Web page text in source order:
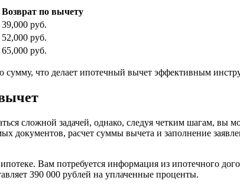
Возврат по вычету
39,000 руб.
52,000 руб.
65,000 руб.
что делает ипотечный вычет эффективным
сложной задачей, однако, следуя четким шагам, вы
документов, расчет суммы вычета и заполнение
Вам потребуется информация из ипотечного
390 000 рублей на уплаченные проценты.